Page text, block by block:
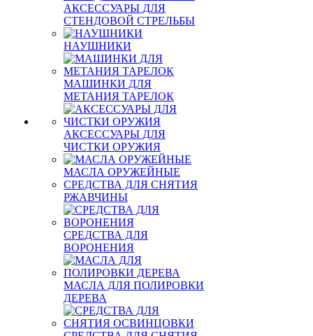
АКСЕССУАРЫ ДЛЯ
СТЕНДОВОЙ СТРЕЛЬБЫ
НАУШНИКИ
МАШИНКИ ДЛЯ
МЕТАНИЯ ТАРЕЛОК
АКСЕССУАРЫ ДЛЯ
ЧИСТКИ ОРУЖИЯ
МАСЛА ОРУЖЕЙНЫЕ
СРЕДСТВА ДЛЯ СНЯТИЯ
РЖАВЧИНЫ
СРЕДСТВА ДЛЯ
ВОРОНЕНИЯ
МАСЛА ДЛЯ ПОЛИРОВКИ
ДЕРЕВА